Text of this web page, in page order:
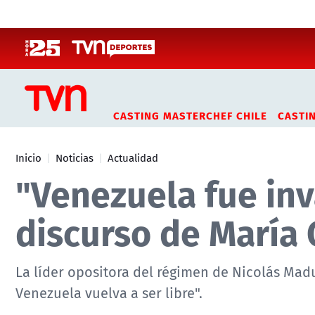
CASTING MASTERCHEF CHILE
Inicio Noticias Actualidad
"Venezuela fue
discurso de María
La líder opositora del régimen de Nicolás
Venezuela vuelva a ser libre".